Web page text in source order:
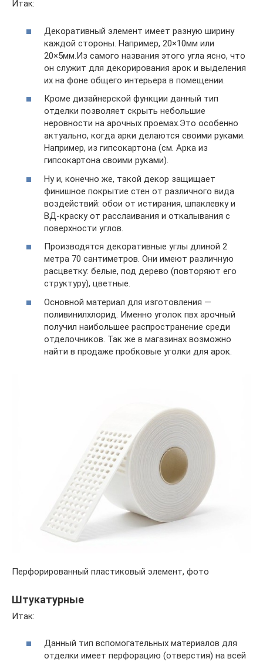
Итак:
Декоративный элемент имеет разную ширину
каждой стороны. Например, 20×10мм или
20×5мм.Из самого названия этого угла ясно, что
он служит для декорирования арок и выделения
их на фоне общего интерьера в помещении.
Кроме дизайнерской функции данный тип
отделки позволяет скрыть небольшие
неровности на арочных проемах.Это особенно
актуально, когда арки делаются своими руками.
Например, из гипсокартона (см. Арка из
гипсокартона своими руками).
Ну и, конечно же, такой декор защищает
финишное покрытие стен от различного вида
воздействий: обои от истирания, шпаклевку и
ВД-краску от расслаивания и откалывания с
поверхности углов.
Производятся декоративные углы длиной 2
метра 70 сантиметров. Они имеют различную
расцветку: белые, под дерево (повторяют его
структуру), цветные.
Основной материал для изготовления —
поливинилхлорид. Именно уголок пвх арочный
получил наибольшее распространение среди
отделочников. Так же в магазинах возможно
найти в продаже пробковые уголки для арок.
Перфорированный пластиковый элемент, фото
Штукатурные
Итак:
Данный тип вспомогательных материалов для
отделки имеет перфорацию (отверстия) на всей